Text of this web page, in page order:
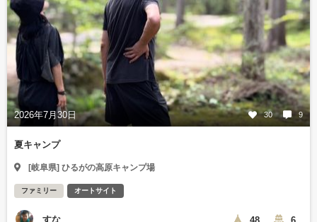
2026年7月30日 30 9
夏キャンプ
[岐阜県] ひるがの高原キャンプ場
ファミリー オートサイト
すな 48 6